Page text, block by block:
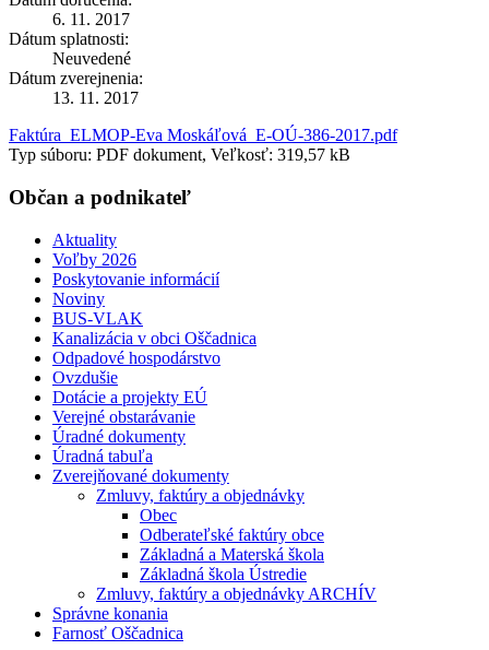
6. 11. 2017
Dátum splatnosti:
Neuvedené
Dátum zverejnenia:
13. 11. 2017
Faktúra_ELMOP-Eva Moskáľová_E-OÚ-386-2017.pdf
Typ súboru: PDF dokument, Veľkosť: 319,57 kB
Občan a podnikateľ
Aktuality
Voľby 2026
Poskytovanie informácií
Noviny
BUS-VLAK
Kanalizácia v obci Oščadnica
Odpadové hospodárstvo
Ovzdušie
Dotácie a projekty EÚ
Verejné obstarávanie
Úradné dokumenty
Úradná tabuľa
Zverejňované dokumenty
Zmluvy, faktúry a objednávky
Obec
Odberateľské faktúry obce
Základná a Materská škola
Základná škola Ústredie
Zmluvy, faktúry a objednávky ARCHÍV
Správne konania
Farnosť Oščadnica